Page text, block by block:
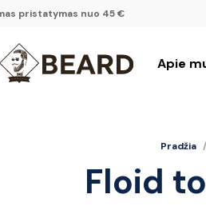
pristatymas nuo 45 €
Apie
Pradžia /
Floid